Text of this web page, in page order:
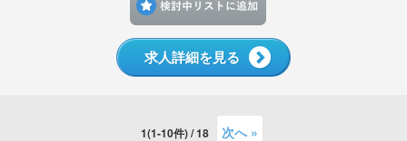
求人詳細を見る
1(1-10件) / 18 次へ »